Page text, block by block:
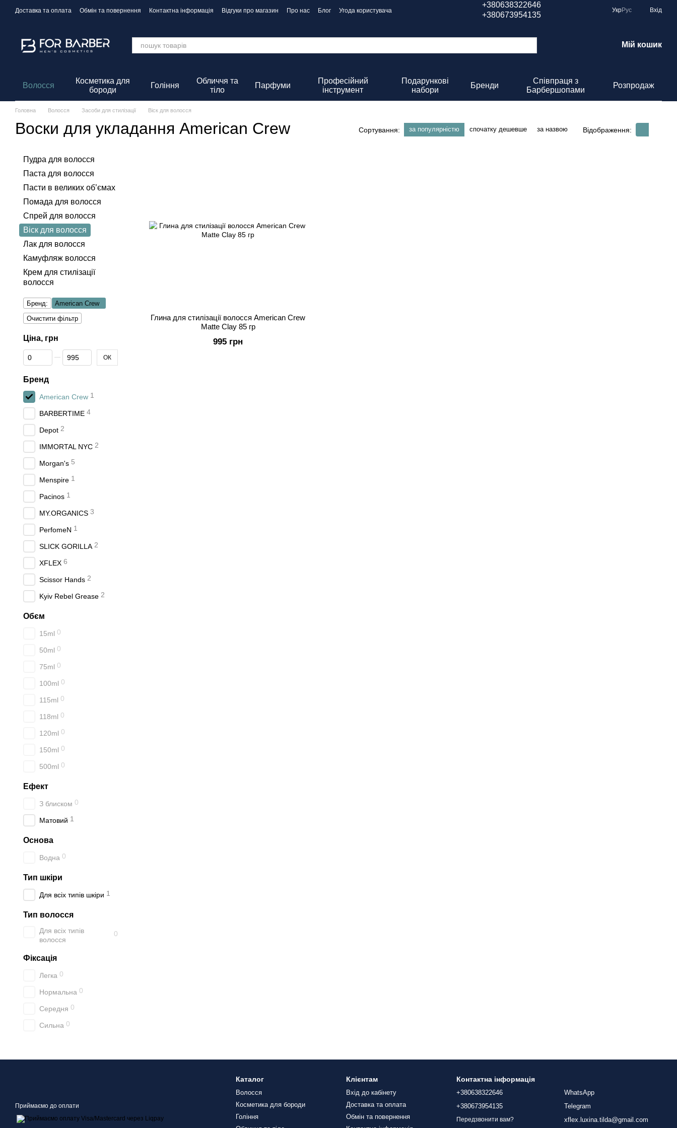
Перейти до основного контенту
Доставка та оплата Обмін та повернення Контактна інформація Відгуки про магазин Про нас Блог
Угода користувача
+380638322646
+380673954135
УкрРус Вхід
Мій кошик
Волосся
Косметика для
бороди
Гоління
Обличчя та
тіло
Парфуми
Професійний
інструмент
Подарункові
набори
Бренди
Співпраця з
Барбершопами
Розпродаж
Головна Волосся Засоби для стилізації Віск для волосся
Воски для укладання American Crew Сортування: за популярністю спочатку дешевше за назвою Відображення:
Глина для стилізації волосся American Crew
Matte Clay 85 гр
995 грн
Пудра для волосся
Паста для волосся
Пасти в великих об’ємах
Помада для волосся
Спрей для волосся
Віск для волосся
Лак для волосся
Камуфляж волосся
Крем для стилізації
волоcся
Бренд:
American Crew
Очистити фільтр
Ціна, грн
Від Ціна, грн
До Ціна, грн ОК
Бренд
American Crew 1
BARBERTIME 4
Depot 2
IMMORTAL NYC 2
Morgan's 5
Menspire 1
Pacinos 1
MY.ORGANICS 3
PerfomeN 1
SLICK GORILLA 2
XFLEX 6
Scissor Hands 2
Kyiv Rebel Grease 2
Обєм
15ml 0
50ml 0
75ml 0
100ml 0
115ml 0
118ml 0
120ml 0
150ml 0
500ml 0
Ефект
З блиском 0
Матовий 1
Основа
Водна 0
Тип шкіри
Для всіх типів шкіри 1
Тип волосся
Для всіх типів
волосся
0
Фіксація
Легка 0
Нормальна 0
Середня 0
Сильна 0
Приймаємо до оплати
Каталог
Волосся
Косметика для бороди
Гоління
Клієнтам
Вхід до кабінету
Доставка та оплата
Обмін та повернення
Контактна інформація
+380638322646
+380673954135
Передзвонити вам?
WhatsApp
Telegram
xflex.luxina.tilda@gmail.com